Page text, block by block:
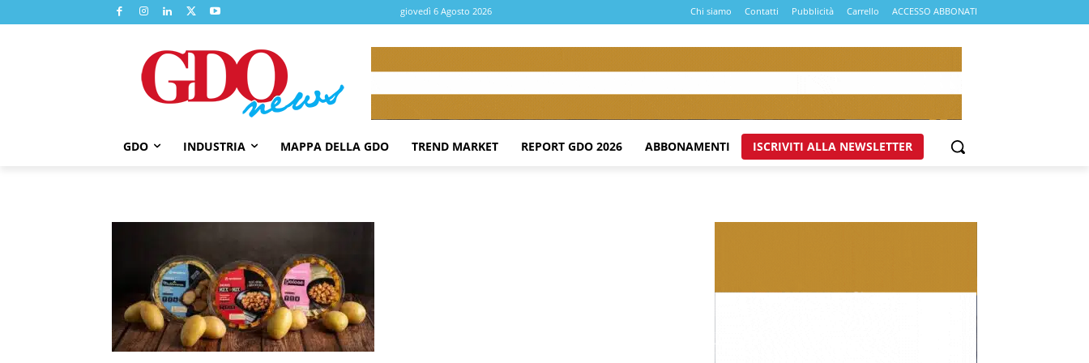
giovedì 6 Agosto 2026 Chi siamo Contatti Pubblicità Carrello ACCESSO ABBONATI
GDO INDUSTRIA MAPPA DELLA GDO TREND MARKET REPORT GDO 2026 ABBONAMENTI ISCRIVITI ALLA NEWSLETTER